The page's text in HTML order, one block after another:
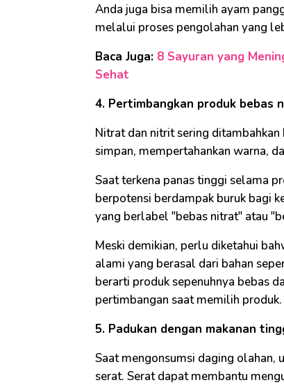
Anda juga bisa memilih ayam
melalui proses pengolahan yang
Baca Juga: 8 Sayuran yang
Sehat
4. Pertimbangkan produk
Nitrat dan nitrit sering
simpan, mempertahankan warna,
Saat terkena panas tinggi selama
berpotensi berdampak buruk bagi
yang berlabel "bebas nitrat" atau
Meski demikian, perlu diketahui
alami yang berasal dari bahan
berarti produk sepenuhnya bebas
pertimbangan saat memilih produk.
5. Padukan dengan makanan
Saat mengonsumsi daging olahan,
serat. Serat dapat membantu